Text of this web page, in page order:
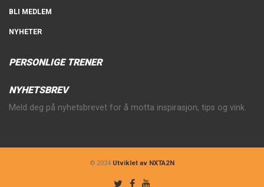
BLI MEDLEM
NYHETER
PERSONLIGE TRENER
NYHETSBREV
Meld deg på nyhetsbrevet for å motta inspirasjon, tips og vink.
© 2024 Utviklet av NXTA2N